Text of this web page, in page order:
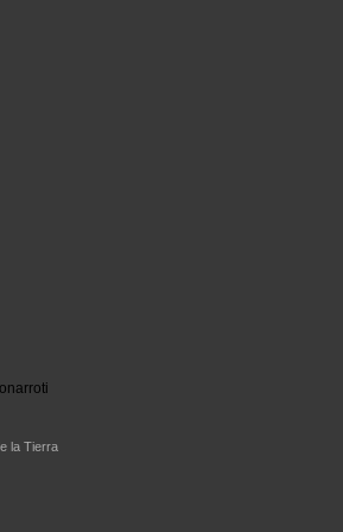
la Tierra